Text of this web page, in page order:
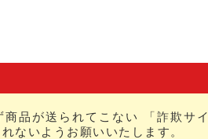
品が送られてこない 「詐欺サイ
ないようお願いいたします。